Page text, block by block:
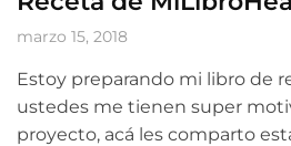
marzo 15, 2018
Estoy preparando mi libro de
ustedes me tienen super
proyecto, acá les comparto